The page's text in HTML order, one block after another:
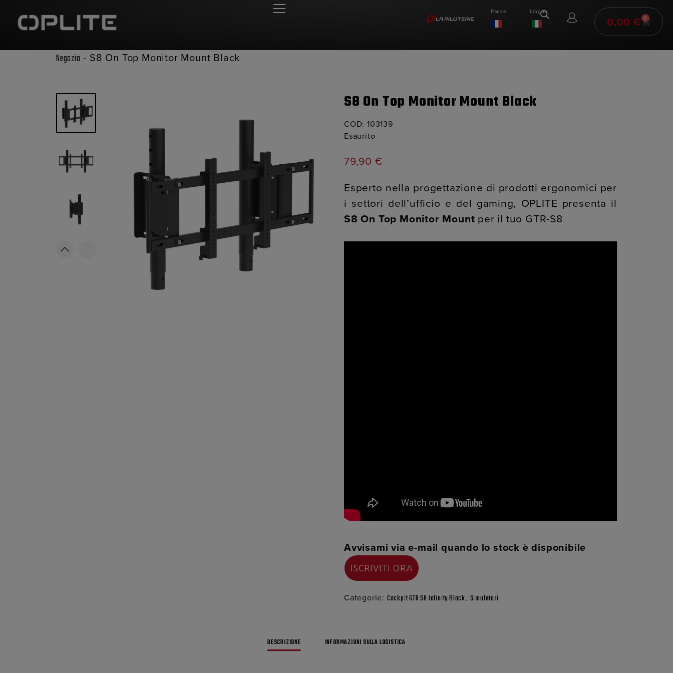
Paese Lingua
0,00 € 0
Negozio - S8 On Top Monitor Mount Black
S8 On Top Monitor Mount Black
COD: 103139
Esaurito
79,90 €
Esperto nella progettazione di prodotti ergonomici per
i settori dell’ufficio e del gaming, OPLITE presenta il
S8 On Top Monitor Mount per il tuo GTR-S8
Avvisami via e-mail quando lo stock è disponibile
Categorie: Cockpit GTR S8 Infinity Black, Simulatori
DESCRIZIONE INFORMAZIONI SULLA LOGISTICA